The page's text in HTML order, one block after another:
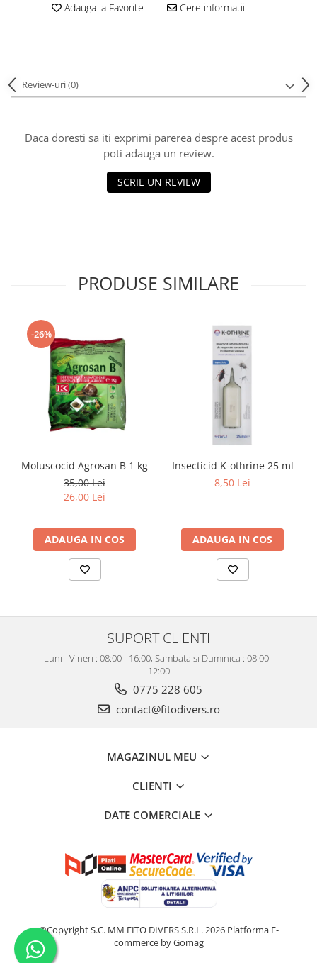
Adauga la Favorite Cere informatii
Review-uri(0)
Daca doresti sa iti exprimi parerea despre acest produs
poti adauga un review.
SCRIE UN REVIEW
PRODUSE SIMILARE
-26%
Moluscocid Agrosan B 1 kg
35,00 Lei
26,00 Lei
ADAUGA IN COS
Insecticid K-othrine 25 ml
8,50 Lei
ADAUGA IN COS
SUPORT CLIENTI
Luni - Vineri : 08:00 - 16:00, Sambata si Duminica : 08:00 -
12:00
0775 228 605
contact@fitodivers.ro
MAGAZINUL MEU
CLIENTI
DATE COMERCIALE
©Copyright S.C. MM FITO DIVERS S.R.L. 2026 Platforma E-
commerce by Gomag